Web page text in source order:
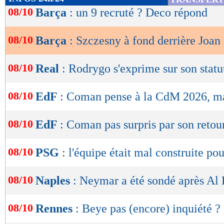
de
OK
08/10 Barça : un 9 recruté ? Deco répond
08/10 Barça : Szczesny à fond derrière
08/10 Real : Rodrygo s'exprime sur son
08/10 EdF : Coman pense à la CdM 2026,
08/10 EdF : Coman pas surpris par son
08/10 PSG : l'équipe était mal construite
08/10 Naples : Neymar a été sondé après
08/10 Rennes : Beye pas (encore) inquiété ?